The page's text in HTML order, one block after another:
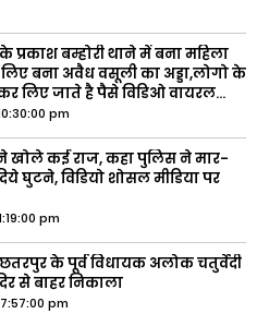
बम्होरी थाने में बना महिला
बना अवैध वसूली का अड्डा,लोगो के
लिए जाते है पैसे विडिओ वायरल...
pm
खोले कई राज, कहा पुलिस ने मार-
घुटने, विडियो शोसल मीडिया पर
pm
के पूर्व विधायक अलोक चतुर्वेदी
से बाहर निकाला
pm